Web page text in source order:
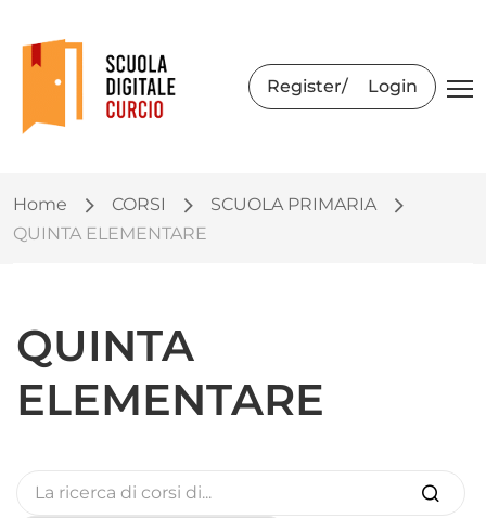
Register Login
Home CORSI
SCUOLA PRIMARIA
QUINTA ELEMENTARE
QUINTA
ELEMENTARE